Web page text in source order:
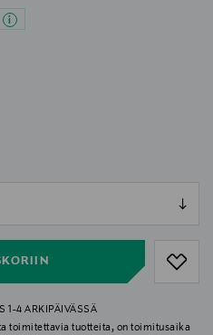
1-4 ARKIPÄIVÄSSÄ
toimitettavia tuotteita, on toimitusaika